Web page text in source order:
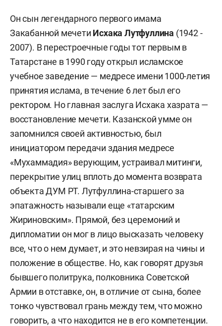
Он сын легендарного первого имама
Закабанной мечети Исхака Лутфуллина (1942 -
2007). В перестроечные годы тот первым в
Татарстане в 1990 году открыл исламское
учебное заведение — медресе имени 1000-летия
принятия ислама, в течение 6 лет был его
ректором. Но главная заслуга Исхака хазрата —
восстановление мечети. Казанской умме он
запомнился своей активностью, был
инициатором передачи здания медресе
«Мухаммадия» верующим, устраивал митинги,
перекрытие улиц вплоть до момента возврата
объекта ДУМ РТ. Лутфуллина-старшего за
эпатажность называли еще «татарским
Жириновским». Прямой, без церемоний и
дипломатии он мог в лицо высказать человеку
все, что о нем думает, и это невзирая на чины и
положение в обществе. Но, как говорят друзья
бывшего политрука, полковника Советской
Армии в отставке, он, в отличие от сына, более
тонко чувствовал грань между тем, что можно
говорить, а что находится не в его компетенции.